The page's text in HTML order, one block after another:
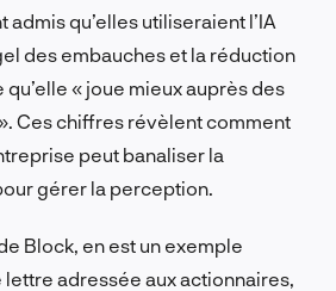
admis qu’elles utiliseraient l’IA
des embauches et la réduction
« joue mieux auprès des
Ces chiffres révèlent comment
peut banaliser la
gérer la perception.
Block, en est un exemple
lettre adressée aux actionnaires,